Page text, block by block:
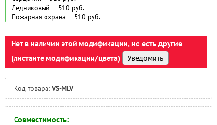
Нет в наличии этой модификации, но есть другие
(листайте модификации/цвета)
Уведомить
Код товара: VS-MLV
Совместимость: